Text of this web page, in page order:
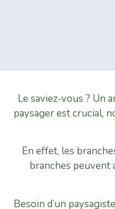
Le saviez-vous ? Un
paysager est crucial,
En effet, les
branches peuvent
Besoin d’un